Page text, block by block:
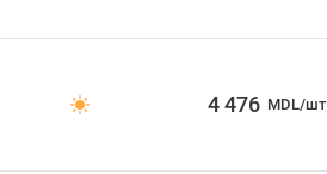
4 476 MDL/шт